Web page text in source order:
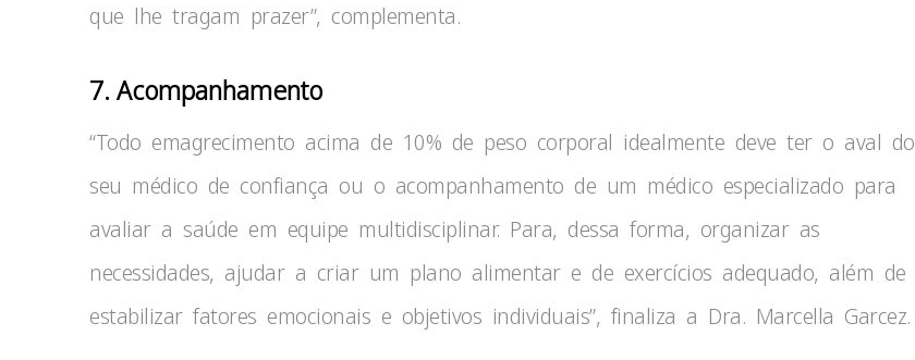
que lhe tragam prazer”, complementa.
7. Acompanhamento
“Todo emagrecimento acima de 10% de peso corporal idealmente deve ter o aval do
seu médico de confiança ou o acompanhamento de um médico especializado para
avaliar a saúde em equipe multidisciplinar. Para, dessa forma, organizar as
necessidades, ajudar a criar um plano alimentar e de exercícios adequado, além de
estabilizar fatores emocionais e objetivos individuais”, finaliza a Dra. Marcella Garcez.